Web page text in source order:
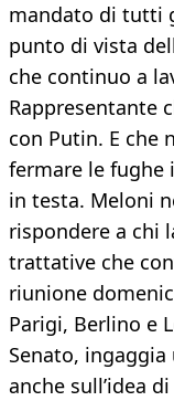
mandato di tutti
punto di vista
che continuo a
Rappresentante
con Putin. E che
fermare le fughe
in testa. Meloni
rispondere a chi
trattative che
riunione
Parigi, Berlino e
Senato, ingaggia
anche sull’idea